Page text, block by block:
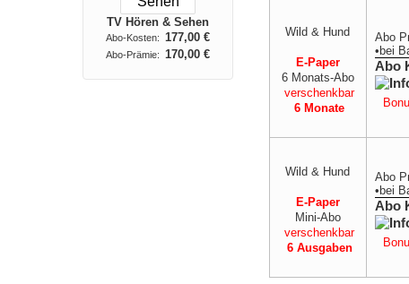
Wild & Hund
E-Paper
6 Monats-Abo
verschenkbar
6 Monate
Abo
• bei
Abo
Wild & Hund
E-Paper
Mini-Abo
verschenkbar
6 Ausgaben
Abo
• bei
Abo
TV Hören & Sehen
Abo-Kosten: 177,00 €
Abo-Prämie: 170,00 €